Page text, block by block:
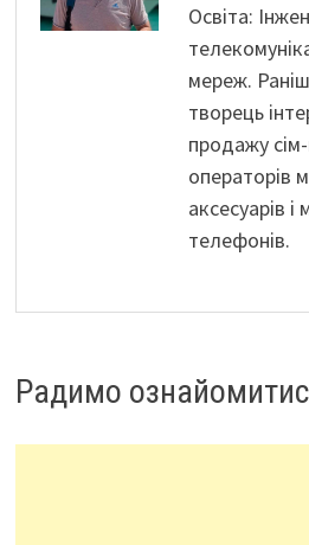
Освіта:
мереж.
творець
продажу сім-
операторів
аксесуарів і
телефонів.
Радимо